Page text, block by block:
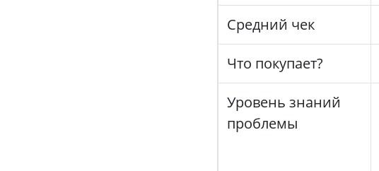
Средний чек
Что покупает?
Уровень знаний
проблемы